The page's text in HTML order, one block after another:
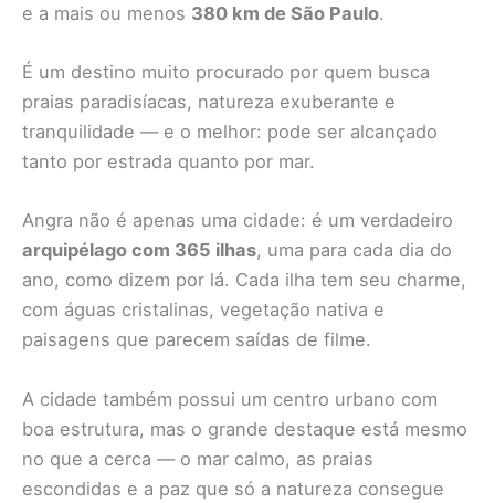
e a mais ou menos 380 km de São Paulo.
É um destino muito procurado por quem busca
praias paradisíacas, natureza exuberante e
tranquilidade — e o melhor: pode ser alcançado
tanto por estrada quanto por mar.
Angra não é apenas uma cidade: é um verdadeiro
arquipélago com 365 ilhas, uma para cada dia do
ano, como dizem por lá. Cada ilha tem seu charme,
com águas cristalinas, vegetação nativa e
paisagens que parecem saídas de filme.
A cidade também possui um centro urbano com
boa estrutura, mas o grande destaque está mesmo
no que a cerca — o mar calmo, as praias
escondidas e a paz que só a natureza consegue